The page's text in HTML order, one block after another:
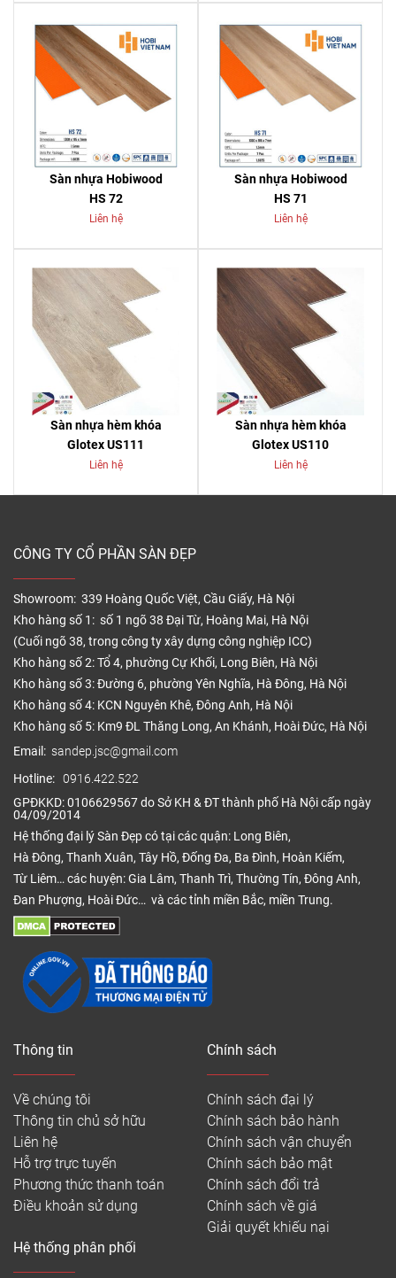
Sàn nhựa Hobiwood
HS 72
Liên hệ
Sàn nhựa Hobiwood
HS 71
Liên hệ
Sàn nhựa hèm khóa
Glotex US111
Liên hệ
Sàn nhựa hèm khóa
Glotex US110
Liên hệ
CÔNG TY CỔ PHẦN SÀN ĐẸP
Showroom: 339 Hoàng Quốc Việt, Cầu Giấy, Hà Nội
Kho hàng số 1: số 1 ngõ 38 Đại Từ, Hoàng Mai, Hà Nội
(Cuối ngõ 38, trong công ty xây dựng công nghiệp ICC)
Kho hàng số 2: Tổ 4, phường Cự Khối, Long Biên, Hà Nội
Kho hàng số 3: Đường 6, phường Yên Nghĩa, Hà Đông, Hà Nội
Kho hàng số 4: KCN Nguyên Khê, Đông Anh, Hà Nội
Kho hàng số 5: Km9 ĐL Thăng Long, An Khánh, Hoài Đức, Hà Nội
Email: sandep.jsc@gmail.com
Hotline: 0916.422.522
GPĐKKD: 0106629567 do Sở KH & ĐT thành phố Hà Nội cấp ngày
04/09/2014
Hệ thống đại lý Sàn Đẹp có tại các quận: Long Biên,
Hà Đông, Thanh Xuân, Tây Hồ, Đống Đa, Ba Đình, Hoàn Kiếm,
Từ Liêm… các huyện: Gia Lâm, Thanh Trì, Thường Tín, Đông Anh,
Đan Phượng, Hoài Đức… và các tỉnh miền Bắc, miền Trung.
Thông tin
Về chúng tôi
Thông tin chủ sở hữu
Liên hệ
Hỗ trợ trực tuyến
Phương thức thanh toán
Điều khoản sử dụng
Chính sách
Chính sách đại lý
Chính sách bảo hành
Chính sách vận chuyển
Chính sách bảo mật
Chính sách đổi trả
Chính sách về giá
Giải quyết khiếu nại
Hệ thống phân phối